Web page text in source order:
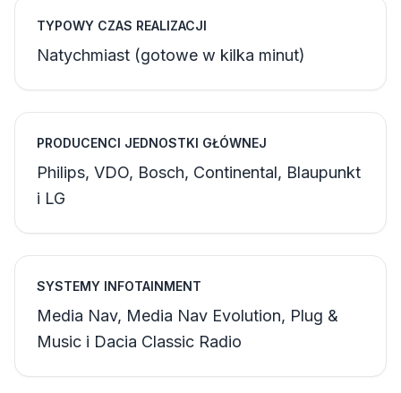
TYPOWY CZAS REALIZACJI
Natychmiast (gotowe w kilka minut)
PRODUCENCI JEDNOSTKI GŁÓWNEJ
Philips, VDO, Bosch, Continental, Blaupunkt
i LG
SYSTEMY INFOTAINMENT
Media Nav, Media Nav Evolution, Plug &
Music i Dacia Classic Radio